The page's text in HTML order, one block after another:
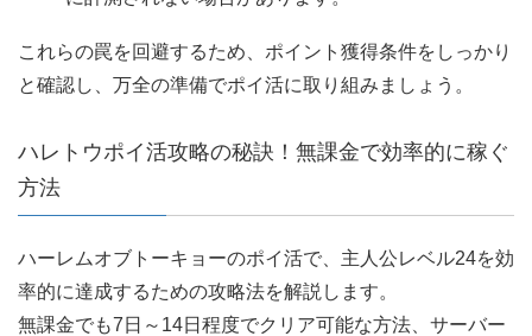
これらの罠を回避するため、ポイント獲得条件をしっかり
と確認し、万全の準備でポイ活に取り組みましょう。
ハレトウポイ活攻略の秘訣！無課金で効率的に稼ぐ
方法
ハーレムオブトーキョーのポイ活で、主人公レベル24を効
率的に達成するための攻略法を解説します。
無課金でも7日～14日程度でクリア可能な方法、サーバー